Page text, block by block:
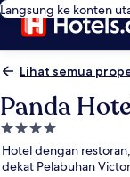
Langsung ke konten
Lihat semua
Panda
Properti
bintang
4.0
Hotel dengan
dekat Pelabuhan